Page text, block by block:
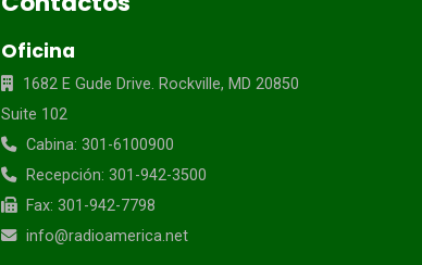
Oficina
1682 E Gude Drive. Rockville, MD 20850
Suite 102
Cabina: 301-6100900
Recepción: 301-942-3500
Fax: 301-942-7798
info@radioamerica.net